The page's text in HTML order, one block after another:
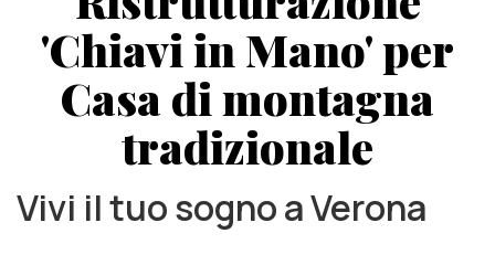
'Chiavi in Mano' per
Casa di montagna
tradizionale
Vivi il tuo sogno a Verona